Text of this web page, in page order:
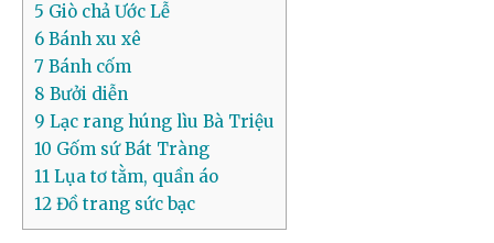
5 Giò chả Ước Lễ
6 Bánh xu xê
7 Bánh cốm
8 Bưởi diễn
9 Lạc rang húng lìu Bà Triệu
10 Gốm sứ Bát Tràng
11 Lụa tơ tằm, quần áo
12 Đồ trang sức bạc